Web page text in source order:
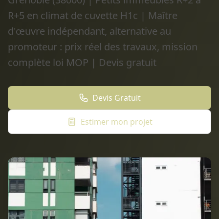
R+5 en climat de cuvette H1c | Maître
d'œuvre indépendant, alternative au
promoteur : prix réel des travaux, mission
complète loi MOP | Devis gratuit
Devis Gratuit
Estimer mon projet